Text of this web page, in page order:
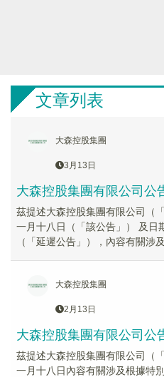
文章列表
大森控股集團
3月13日
大森控股集團有限公司公
茲提述大森控股集團有限公司（
一月十八日（「該公告」） 及日
（「延遲公告」），內容有關涉
大森控股集團
2月13日
大森控股集團有限公司公
茲提述大森控股集團有限公司（
一月十八日內容有關涉及根據特